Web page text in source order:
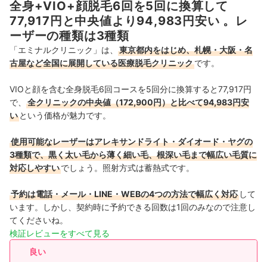
関西 9店舗
中国・四国 7店舗
九州・沖縄 11店舗
全身+VIO+顔脱毛6回を5回に換算して
77,917円と中央値より94,983円安い 。レ
ーザーの種類は3種類
「エミナルクリニック」は、
東京都内をはじめ、札幌・大阪・名
古屋など全国に展開している医療脱毛クリニックです。
VIOと顔を含む全身脱毛6回コースを5回分に換算すると77,917円
で、
全クリニックの中央値（172,900円）と比べて94,983円安
い という価格が魅力です。
使用可能なレーザーはアレキサンドライト・ダイオード・ヤグの
3種類で、黒く太い毛から薄く細い毛、根深い毛まで幅広い毛質に
対応しやすいでしょう。照射方式は蓄熱式です。
予約は電話・メール・LINE・WEBの4つの方法で幅広く対応 して
います。しかし、契約時に予約できる回数は1回のみなので注意し
てくださいね。
検証レビューをすべて見る
良い